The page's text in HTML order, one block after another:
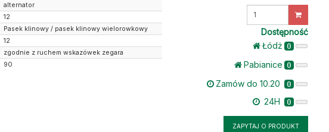
Wprowadź
Dostępność
Łódż 0
Pabianice 0
Zamów do 10.20 0
24H 0
ZAPYTAJ O PRODUKT
alternator
12
Pasek klinowy / pasek klinowy wielorowkowy
12
zgodnie z ruchem wskazówek zegara
90